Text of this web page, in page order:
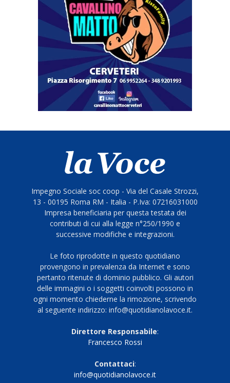
Impegno Sociale soc coop - Via del Casale Strozzi,
13 - 00195 Roma RM - Italia - P.Iva: 07216031000
Impresa beneficiaria per questa testata dei
contributi di cui alla legge n°250/1990 e
successive modifiche e integrazioni.
Le foto riprodotte in questo quotidiano
provengono in prevalenza da Internet e sono
pertanto ritenute di dominio pubblico. Gli autori
delle immagini o i soggetti coinvolti possono in
ogni momento chiederne la rimozione, scrivendo
al seguente indirizzo: info@quotidianolavoce.it.
Direttore Responsabile:
Francesco Rossi
Contattaci:
info@quotidianolavoce.it